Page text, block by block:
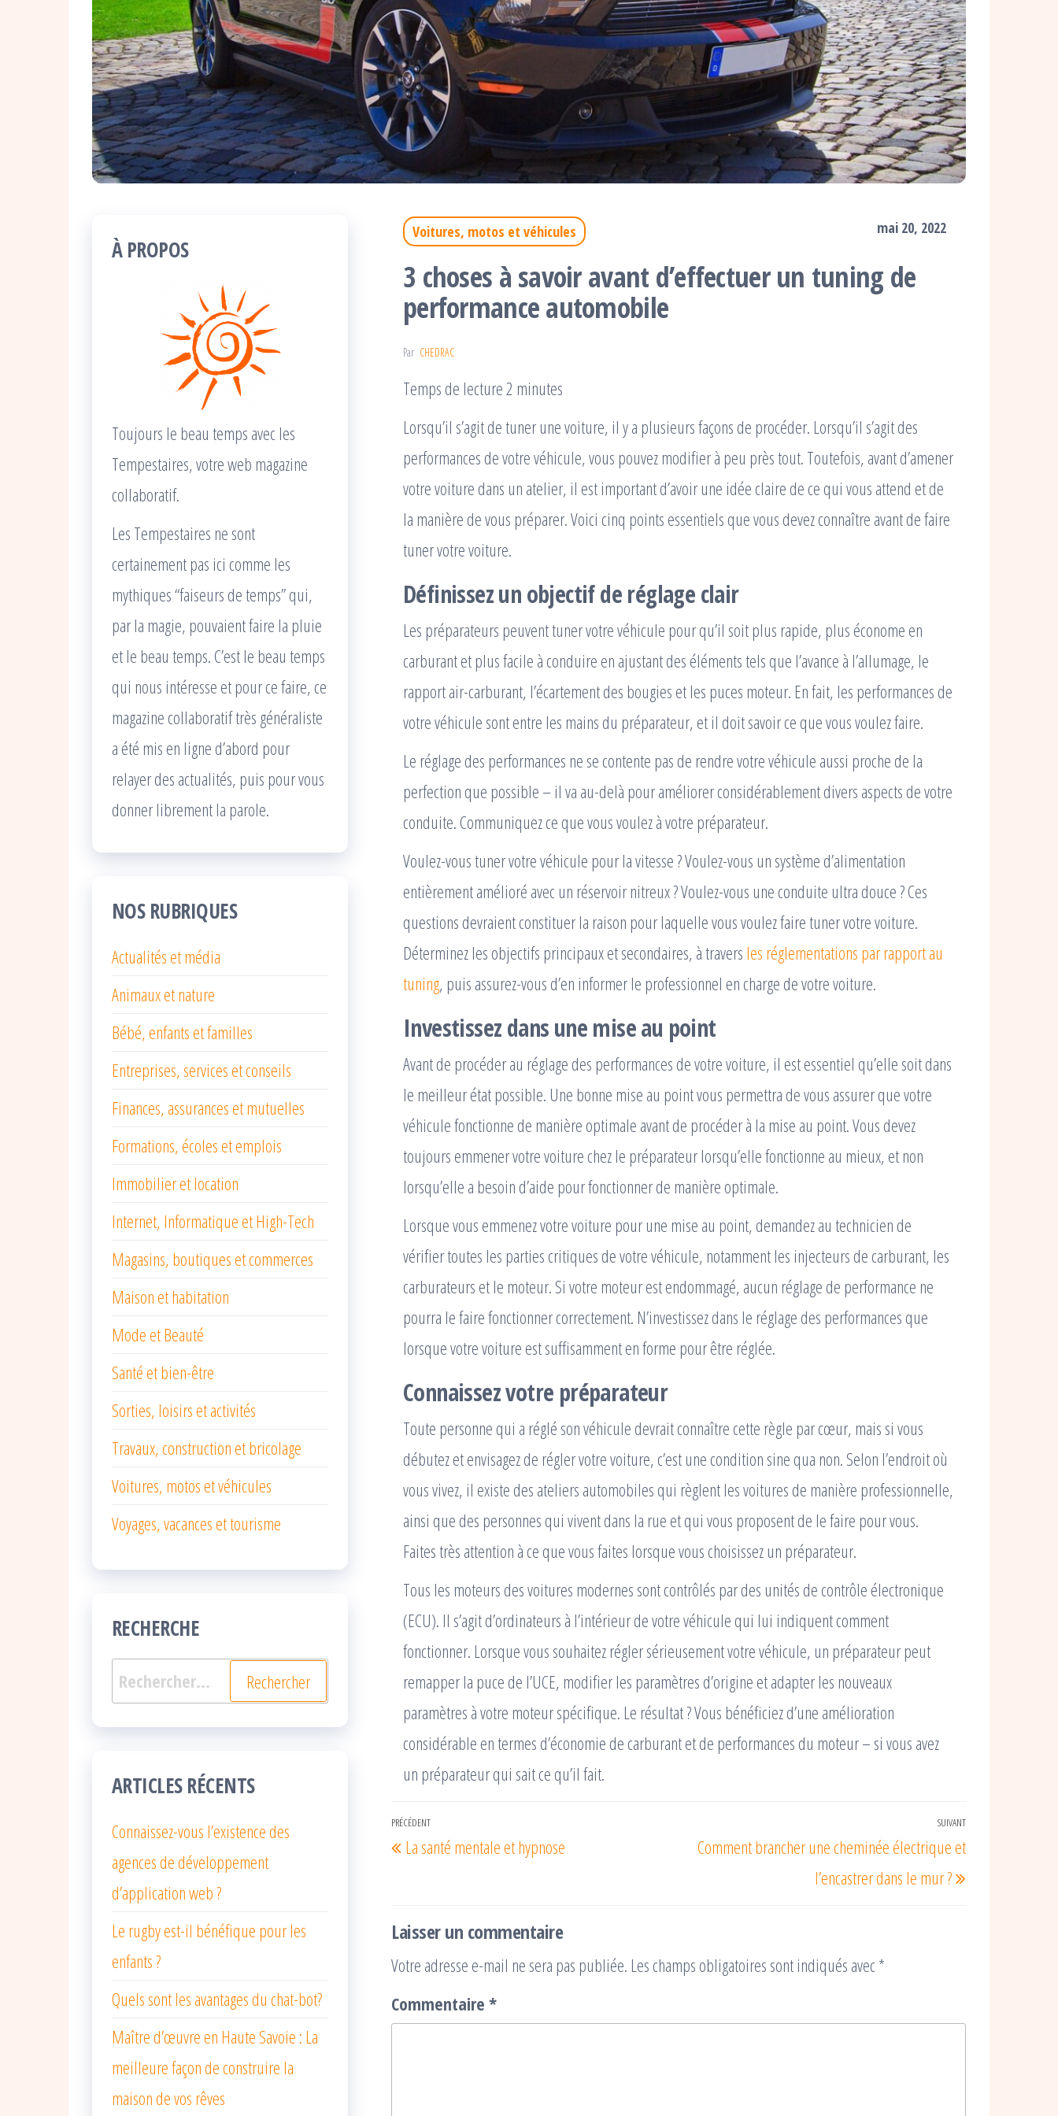
Voitures, motos et véhicules mai 20, 2022
3 choses à savoir avant d’effectuer un tuning de
performance automobile
Par CHEDRAC
Temps de lecture 2 minutes
Lorsqu’il s’agit de tuner une voiture, il y a plusieurs façons de procéder. Lorsqu’il s’agit des
performances de votre véhicule, vous pouvez modifier à peu près tout. Toutefois, avant d’amener
votre voiture dans un atelier, il est important d’avoir une idée claire de ce qui vous attend et de
la manière de vous préparer. Voici cinq points essentiels que vous devez connaître avant de faire
tuner votre voiture.
Définissez un objectif de réglage clair
Les préparateurs peuvent tuner votre véhicule pour qu’il soit plus rapide, plus économe en
carburant et plus facile à conduire en ajustant des éléments tels que l’avance à l’allumage, le
rapport air-carburant, l’écartement des bougies et les puces moteur. En fait, les performances de
votre véhicule sont entre les mains du préparateur, et il doit savoir ce que vous voulez faire.
Le réglage des performances ne se contente pas de rendre votre véhicule aussi proche de la
perfection que possible – il va au-delà pour améliorer considérablement divers aspects de votre
conduite. Communiquez ce que vous voulez à votre préparateur.
Voulez-vous tuner votre véhicule pour la vitesse ? Voulez-vous un système d’alimentation
entièrement amélioré avec un réservoir nitreux ? Voulez-vous une conduite ultra douce ? Ces
questions devraient constituer la raison pour laquelle vous voulez faire tuner votre voiture.
Déterminez les objectifs principaux et secondaires, à travers les réglementations par rapport au
tuning, puis assurez-vous d’en informer le professionnel en charge de votre voiture.
Investissez dans une mise au point
Avant de procéder au réglage des performances de votre voiture, il est essentiel qu’elle soit dans
le meilleur état possible. Une bonne mise au point vous permettra de vous assurer que votre
véhicule fonctionne de manière optimale avant de procéder à la mise au point. Vous devez
toujours emmener votre voiture chez le préparateur lorsqu’elle fonctionne au mieux, et non
lorsqu’elle a besoin d’aide pour fonctionner de manière optimale.
Lorsque vous emmenez votre voiture pour une mise au point, demandez au technicien de
vérifier toutes les parties critiques de votre véhicule, notamment les injecteurs de carburant, les
carburateurs et le moteur. Si votre moteur est endommagé, aucun réglage de performance ne
pourra le faire fonctionner correctement. N’investissez dans le réglage des performances que
lorsque votre voiture est suffisamment en forme pour être réglée.
Connaissez votre préparateur
Toute personne qui a réglé son véhicule devrait connaître cette règle par cœur, mais si vous
débutez et envisagez de régler votre voiture, c’est une condition sine qua non. Selon l’endroit où
vous vivez, il existe des ateliers automobiles qui règlent les voitures de manière professionnelle,
ainsi que des personnes qui vivent dans la rue et qui vous proposent de le faire pour vous.
Faites très attention à ce que vous faites lorsque vous choisissez un préparateur.
Tous les moteurs des voitures modernes sont contrôlés par des unités de contrôle électronique
(ECU). Il s’agit d’ordinateurs à l’intérieur de votre véhicule qui lui indiquent comment
fonctionner. Lorsque vous souhaitez régler sérieusement votre véhicule, un préparateur peut
remapper la puce de l’UCE, modifier les paramètres d’origine et adapter les nouveaux
paramètres à votre moteur spécifique. Le résultat ? Vous bénéficiez d’une amélioration
considérable en termes d’économie de carburant et de performances du moteur – si vous avez
un préparateur qui sait ce qu’il fait.
Navigation
de
Article
précédent
PRÉCÉDENT
La santé mentale et hypnose
Article
suivant
SUIVANT
Comment brancher une cheminée électrique et
l’encastrer dans le mur ?
Laisser un commentaire
Votre adresse e-mail ne sera pas publiée. Les champs obligatoires sont indiqués avec *
Commentaire *
À PROPOS
Toujours le beau temps avec les
Tempestaires, votre web magazine
collaboratif.
Les Tempestaires ne sont
certainement pas ici comme les
mythiques “faiseurs de temps” qui,
par la magie, pouvaient faire la pluie
et le beau temps. C’est le beau temps
qui nous intéresse et pour ce faire, ce
magazine collaboratif très généraliste
a été mis en ligne d’abord pour
relayer des actualités, puis pour vous
donner librement la parole.
NOS RUBRIQUES
Actualités et média
Animaux et nature
Bébé, enfants et familles
Entreprises, services et conseils
Finances, assurances et mutuelles
Formations, écoles et emplois
Immobilier et location
Internet, Informatique et High-Tech
Magasins, boutiques et commerces
Maison et habitation
Mode et Beauté
Santé et bien-être
Sorties, loisirs et activités
Travaux, construction et bricolage
Voitures, motos et véhicules
Voyages, vacances et tourisme
RECHERCHE
Rechercher :
ARTICLES RÉCENTS
Connaissez-vous l’existence des
agences de développement
d’application web ?
Le rugby est-il bénéfique pour les
enfants ?
Quels sont les avantages du chat-bot?
Maître d’œuvre en Haute Savoie : La
meilleure façon de construire la
maison de vos rêves